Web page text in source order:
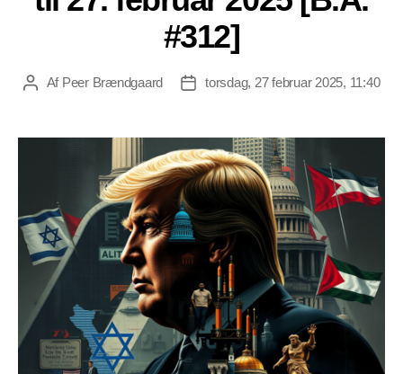
#312]
Indlægsforfatter
Af Peer Brændgaard Indlægsdato
torsdag, 27 februar 2025, 11:40